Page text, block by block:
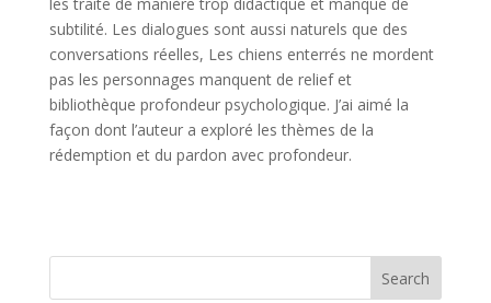
subtilité. Les dialogues sont aussi naturels que des
conversations réelles, Les chiens enterrés ne mordent
pas les personnages manquent de relief et
bibliothèque profondeur psychologique. J’ai aimé la
façon dont l’auteur a exploré les thèmes de la
rédemption et du pardon avec profondeur.